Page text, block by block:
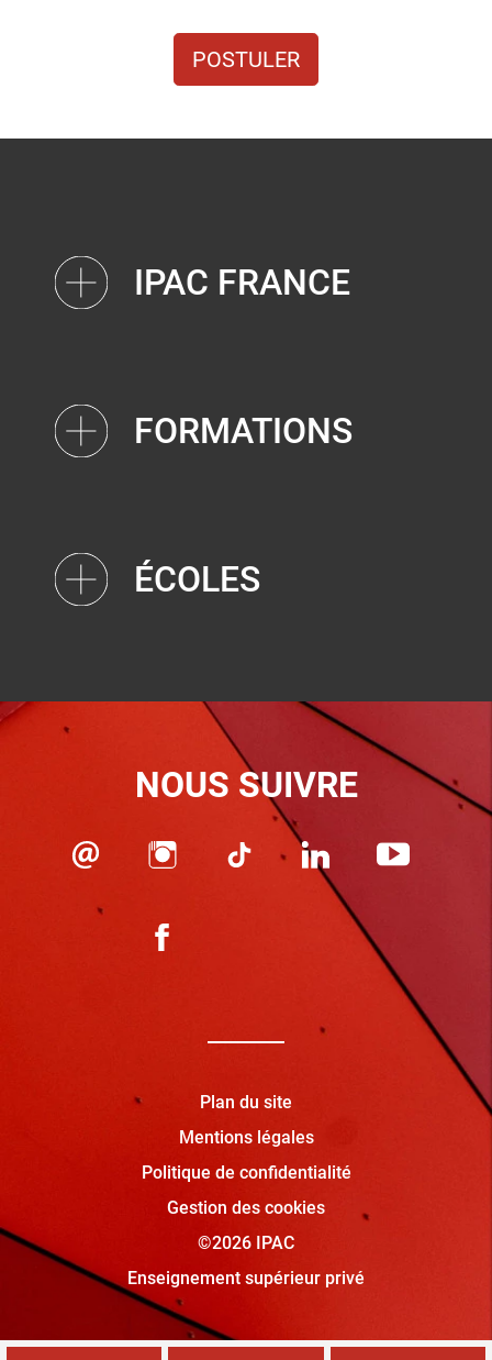
POSTULER
IPAC FRANCE
FORMATIONS
ÉCOLES
NOUS SUIVRE
Plan du site
Mentions légales
Politique de confidentialité
Gestion des cookies
©2026 IPAC
Enseignement supérieur privé